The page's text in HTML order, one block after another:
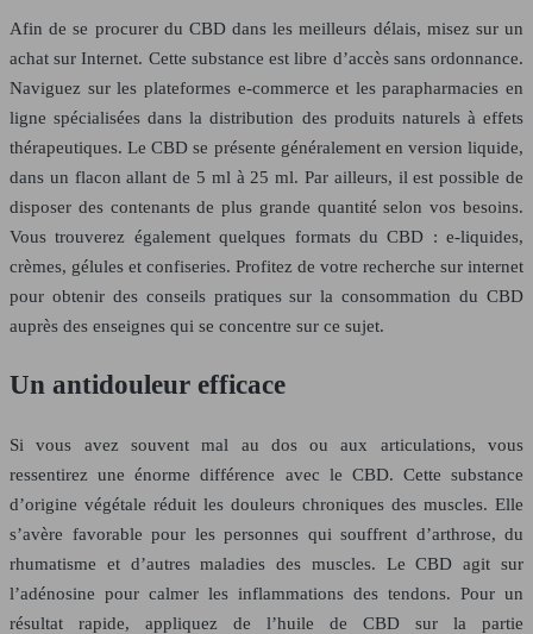
Afin de se procurer du CBD dans les meilleurs délais, misez sur un
achat sur Internet. Cette substance est libre d’accès sans ordonnance.
Naviguez sur les plateformes e-commerce et les parapharmacies en
ligne spécialisées dans la distribution des produits naturels à effets
thérapeutiques. Le CBD se présente généralement en version liquide,
dans un flacon allant de 5 ml à 25 ml. Par ailleurs, il est possible de
disposer des contenants de plus grande quantité selon vos besoins.
Vous trouverez également quelques formats du CBD : e-liquides,
crèmes, gélules et confiseries. Profitez de votre recherche sur internet
pour obtenir des conseils pratiques sur la consommation du CBD
auprès des enseignes qui se concentre sur ce sujet.
Un antidouleur efficace
Si vous avez souvent mal au dos ou aux articulations, vous
ressentirez une énorme différence avec le CBD. Cette substance
d’origine végétale réduit les douleurs chroniques des muscles. Elle
s’avère favorable pour les personnes qui souffrent d’arthrose, du
rhumatisme et d’autres maladies des muscles. Le CBD agit sur
l’adénosine pour calmer les inflammations des tendons. Pour un
résultat rapide, appliquez de l’huile de CBD sur la partie